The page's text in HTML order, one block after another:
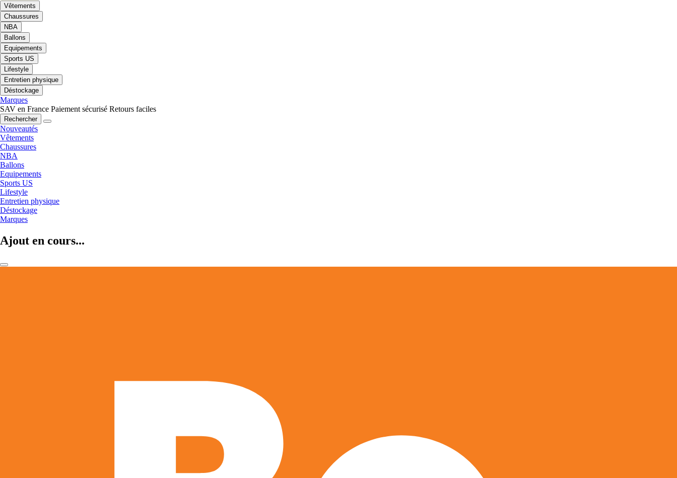
Vêtements
Chaussures
NBA
Ballons
Equipements
Sports US
Lifestyle
Entretien physique
Déstockage
Marques
SAV en France Paiement sécurisé Retours faciles
Rechercher
Nouveautés
Vêtements
Chaussures
NBA
Ballons
Equipements
Sports US
Lifestyle
Entretien physique
Déstockage
Marques
Ajout en cours...